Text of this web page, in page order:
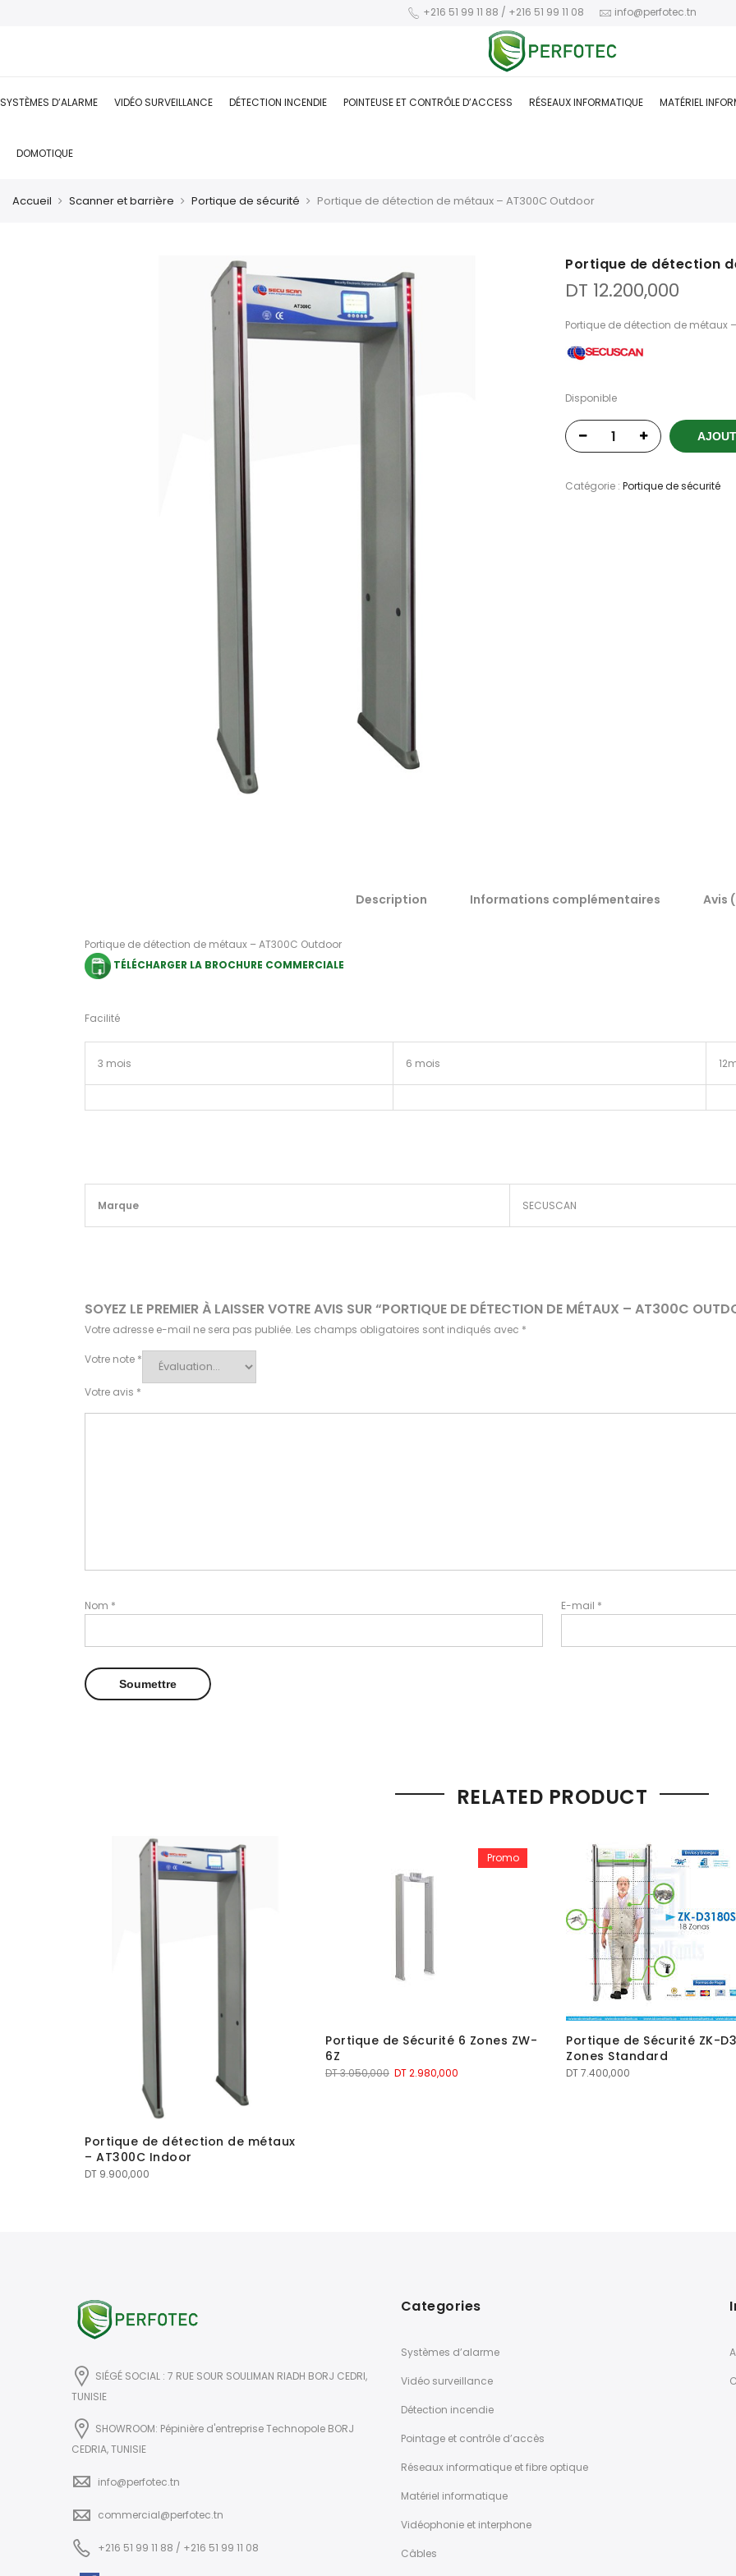
+216 51 99 11 88 / +216 51 99 11 08 info@perfotec.tn
SYSTÈMES D’ALARME VIDÉO SURVEILLANCE DÉTECTION INCENDIE POINTEUSE ET CONTRÔLE D’ACCESS RÉSEAUX INFORMATIQUE MATÉRIEL
DOMOTIQUE
Accueil Scanner et barrière Portique de sécurité Portique de détection de métaux – AT300C Outdoor
Portique de détection
DT 12.200,000
Portique de détection de métaux
Disponible
Catégorie : Portique de sécurité
Description Informations complémentaires Avis
Portique de détection de métaux – AT300C Outdoor
TÉLÉCHARGER LA BROCHURE COMMERCIALE
Facilité
3 mois 6 mois
Marque SECUSCAN
SOYEZ LE PREMIER À LAISSER VOTRE AVIS SUR “PORTIQUE DE DÉTECTION DE MÉTAUX – AT300C
Votre adresse e-mail ne sera pas publiée. Les champs obligatoires sont indiqués avec *
Votre note *
Votre avis *
Nom * E-mail *
RELATED PRODUCT
Portique de détection de métaux
– AT300C Indoor
DT 9.900,000
Promo
Portique de Sécurité 6 Zones ZW-
6Z
DT3.050,000 Le
DT2.980,000
Portique de Sécurité ZK-
Zones Standard
DT7.400,000
SIÉGÉ SOCIAL : 7 RUE SOUR SOULIMAN RIADH BORJ CEDRI,
TUNISIE
SHOWROOM: Pépinière d'entreprise Technopole BORJ
CEDRIA, TUNISIE
info@perfotec.tn
commercial@perfotec.tn
+216 51 99 11 88 / +216 51 99 11 08
Categories
Systèmes d’alarme
Vidéo surveillance
Détection incendie
Pointage et contrôle d’accès
Réseaux informatique et fibre optique
Matériel informatique
Vidéophonie et interphone
Câbles